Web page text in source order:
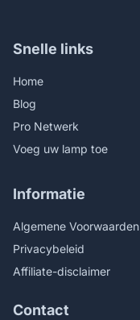
Snelle links
Home
Blog
Pro Netwerk
Voeg uw lamp toe
Informatie
Algemene Voorwaarden
Privacybeleid
Affiliate-disclaimer
Contact